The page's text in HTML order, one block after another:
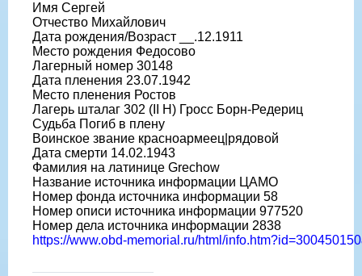
Имя Сергей
Отчество Михайлович
Дата рождения/Возраст __.12.1911
Место рождения Федосово
Лагерный номер 30148
Дата пленения 23.07.1942
Место пленения Ростов
Лагерь шталаг 302 (II H) Гросс Борн-Редериц
Судьба Погиб в плену
Воинское звание красноармеец|рядовой
Дата смерти 14.02.1943
Фамилия на латинице Grechow
Название источника информации ЦАМО
Номер фонда источника информации 58
Номер описи источника информации 977520
Номер дела источника информации 2838
https://www.obd-memorial.ru/html/